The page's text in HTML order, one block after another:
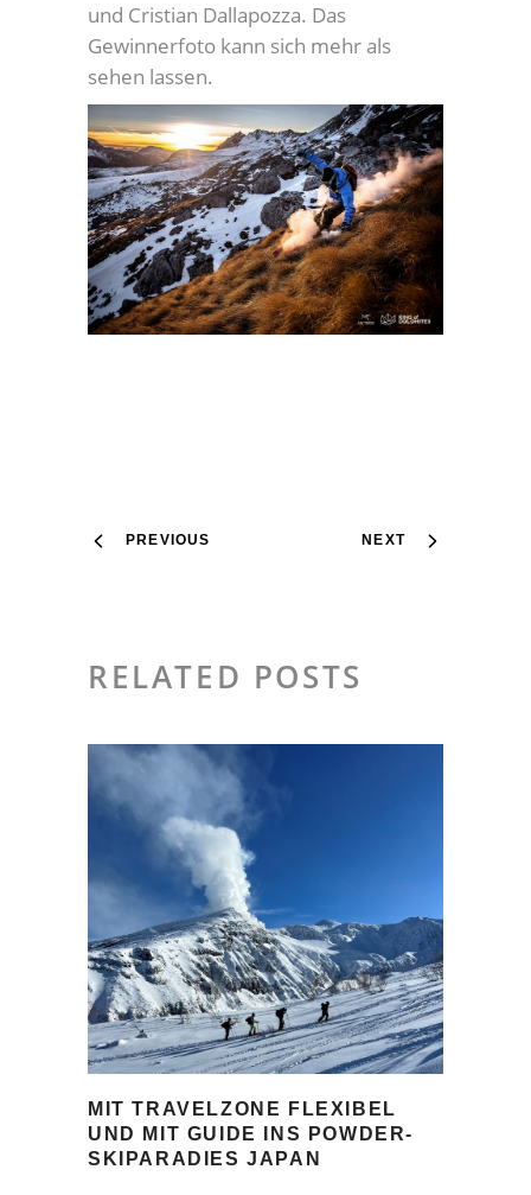
und Cristian Dallapozza. Das
Gewinnerfoto kann sich mehr als
sehen lassen.
PREVIOUS NEXT
RELATED POSTS
MIT TRAVELZONE FLEXIBEL
UND MIT GUIDE INS POWDER-
SKIPARADIES JAPAN